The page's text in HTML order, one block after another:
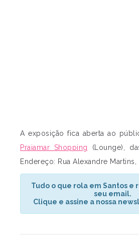
A exposição fica aberta ao
Praiamar Shopping
(Lounge),
Endereço: Rua Alexandre Martins,
Tudo o que rola em Santos e
seu email.
Clique e assine a nossa